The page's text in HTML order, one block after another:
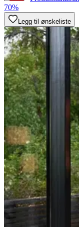
70%
Legg til ønskeliste